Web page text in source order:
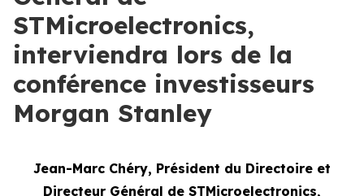
STMicroelectronics,
interviendra lors de la
conférence investisseurs
Morgan Stanley
Jean-Marc Chéry, Président du Directoire et
Directeur Général de STMicroelectronics,